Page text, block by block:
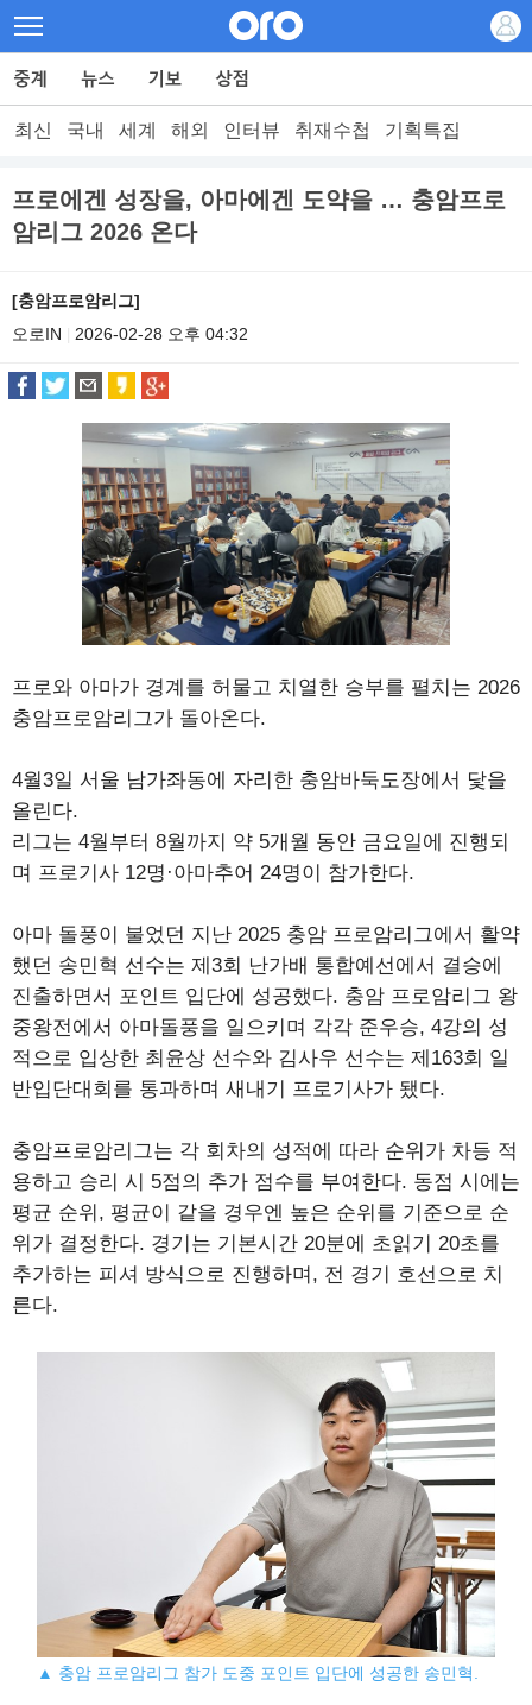
최신 국내 세계 해외 인터뷰 취재수첩 기획특집
프로에겐 성장을, 아마에겐 도약을 … 충암프로
암리그 2026 온다
[충암프로암리그]
오로IN
2026-02-28 오후 04:32
프로와 아마가 경계를 허물고 치열한 승부를 펼치는 2026
충암프로암리그가 돌아온다.
4월3일 서울 남가좌동에 자리한 충암바둑도장에서 닻을
올린다.
리그는 4월부터 8월까지 약 5개월 동안 금요일에 진행되
며 프로기사 12명·아마추어 24명이 참가한다.
아마 돌풍이 불었던 지난 2025 충암 프로암리그에서 활약
했던 송민혁 선수는 제3회 난가배 통합예선에서 결승에
진출하면서 포인트 입단에 성공했다. 충암 프로암리그 왕
중왕전에서 아마돌풍을 일으키며 각각 준우승, 4강의 성
적으로 입상한 최윤상 선수와 김사우 선수는 제163회 일
반입단대회를 통과하며 새내기 프로기사가 됐다.
충암프로암리그는 각 회차의 성적에 따라 순위가 차등 적
용하고 승리 시 5점의 추가 점수를 부여한다. 동점 시에는
평균 순위, 평균이 같을 경우엔 높은 순위를 기준으로 순
위가 결정한다. 경기는 기본시간 20분에 초읽기 20초를
추가하는 피셔 방식으로 진행하며, 전 경기 호선으로 치
른다.
▲ 충암 프로암리그 참가 도중 포인트 입단에 성공한 송민혁.